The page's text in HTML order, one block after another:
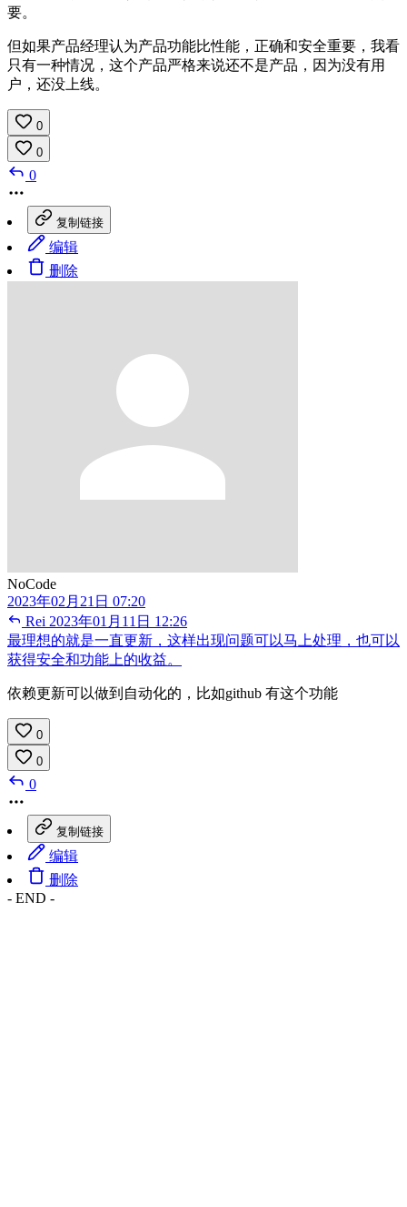
要。
但如果产品经理认为产品功能比性能，正确和安全重要，我看
只有一种情况，这个产品严格来说还不是产品，因为没有用
户，还没上线。
0
0
0
复制链接
编辑
删除
NoCode
2023年02月21日 07:20
Rei 2023年01月11日 12:26
最理想的就是一直更新，这样出现问题可以马上处理，也可以
获得安全和功能上的收益。
依赖更新可以做到自动化的，比如github 有这个功能
0
0
0
复制链接
编辑
删除
- END -